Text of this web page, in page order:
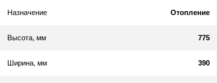
Назначение Отопление
Высота, мм 775
Ширина, мм 390